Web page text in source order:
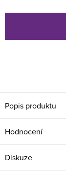
cena:
Popis produktu
Hodnocení
Diskuze